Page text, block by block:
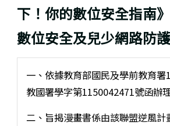
下！你的數位安全指南
數位安全及兒少網路防護
一、依據教育部國民及學前教育署
教國署學字第1150042471號函辦
二、旨揭漫畫書係由該聯盟逆風計